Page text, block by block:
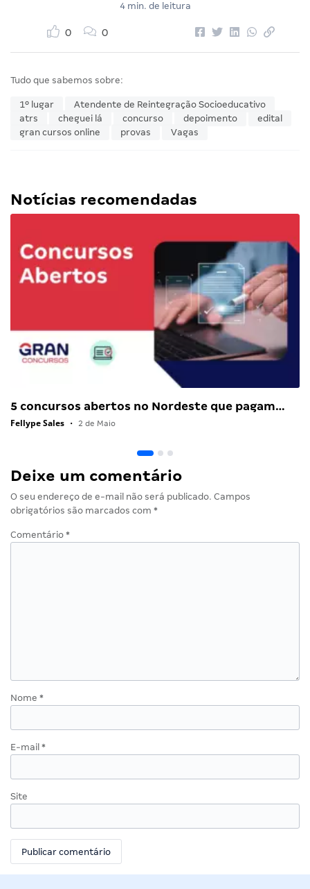
4 min. de leitura
0 0
Tudo que sabemos sobre:
1º lugar
Atendente de Reintegração Socioeducativo
atrs
cheguei lá concurso depoimento
edital
gran cursos online
provas Vagas
Notícias recomendadas
5 concursos abertos no Nordeste que pagam…
Fellype Sales • 2 de Maio
Deixe um comentário
O seu endereço de e-mail não será publicado. Campos
obrigatórios são marcados com *
Comentário *
Nome *
E-mail *
Site